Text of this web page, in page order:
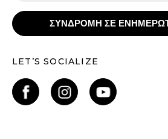
ΣΥΝΔΡΟΜΗ ΣΕ
LET’S SOCIALIZE